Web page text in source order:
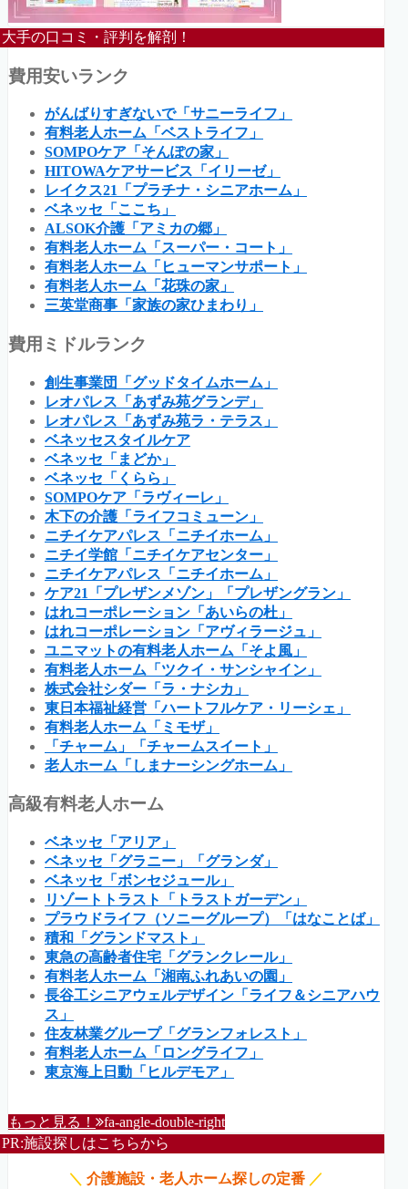
大手の口コミ・評判を解剖！
費用安いランク
がんばりすぎないで「サニーライフ」
有料老人ホーム「ベストライフ」
SOMPOケア「そんぽの家」
HITOWAケアサービス「イリーゼ」
レイクス21「プラチナ・シニアホーム」
ベネッセ「ここち」
ALSOK介護「アミカの郷」
有料老人ホーム「スーパー・コート」
有料老人ホーム「ヒューマンサポート」
有料老人ホーム「花珠の家」
三英堂商事「家族の家ひまわり」
費用ミドルランク
創生事業団「グッドタイムホーム」
レオパレス「あずみ苑グランデ」
レオパレス「あずみ苑ラ・テラス」
ベネッセスタイルケア
ベネッセ「まどか」
ベネッセ「くらら」
SOMPOケア「ラヴィーレ」
木下の介護「ライフコミューン」
ニチイケアパレス「ニチイホーム」
ニチイ学館「ニチイケアセンター」
ニチイケアパレス「ニチイホーム」
ケア21「プレザンメゾン」「プレザングラン」
はれコーポレーション「あいらの杜」
はれコーポレーション「アヴィラージュ」
ユニマットの有料老人ホーム「そよ風」
有料老人ホーム「ツクイ・サンシャイン」
株式会社シダー「ラ・ナシカ」
東日本福祉経営「ハートフルケア・リーシェ」
有料老人ホーム「ミモザ」
「チャーム」「チャームスイート」
老人ホーム「しまナーシングホーム」
高級有料老人ホーム
ベネッセ「アリア」
ベネッセ「グラニー」「グランダ」
ベネッセ「ボンセジュール」
リゾートトラスト「トラストガーデン」
プラウドライフ（ソニーグループ）「はなことば」
積和「グランドマスト」
東急の高齢者住宅「グランクレール」
有料老人ホーム「湘南ふれあいの園」
長谷工シニアウェルデザイン「ライフ＆シニアハウ
ス」
住友林業グループ「グランフォレスト」
有料老人ホーム「ロングライフ」
東京海上日動「ヒルデモア」
もっと見る！ fa-angle-double-right
PR:施設探しはこちらから
＼ 介護施設・老人ホーム探しの定番 ／